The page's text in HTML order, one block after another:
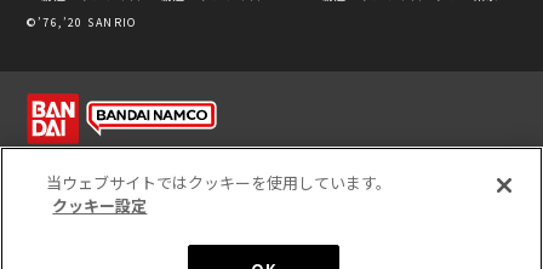
©’76,’20 SANRIO
※写真のため、実際の商品と多少カラーが異なる場合があります。
Unauthorized use or reproduction of materials contained in this page is
当ウェブサイトではクッキーを使用しています。
クッキー設定